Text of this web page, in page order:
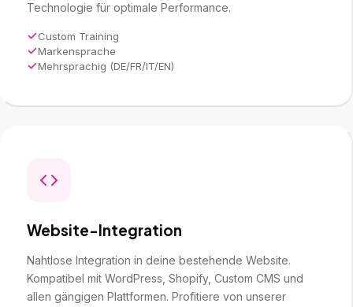
Technologie für optimale Performance.
Custom Training
Markensprache
Mehrsprachig (DE/FR/IT/EN)
Website-Integration
Nahtlose Integration in deine bestehende Website.
Kompatibel mit WordPress, Shopify, Custom CMS und
allen gängigen Plattformen. Profitiere von unserer